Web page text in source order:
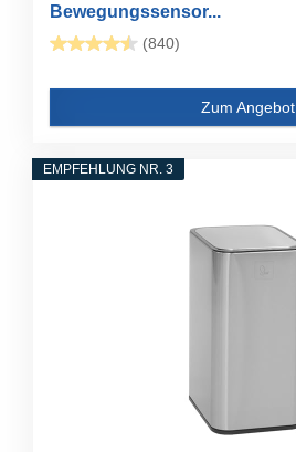
Bewegungssensor...
(840)
Zum Angebot
EMPFEHLUNG NR. 3